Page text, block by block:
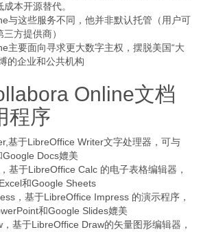
本开源替代。
与这些服务不同，他并非默认托管（用户可
方提供商）
主要面向寻求更大数字主权，摆脱美国“大
的企业和公共机构
Online文档
程序
基于LibreOffice Writer文字处理器，可与
Docs媲美
基于LibreOffice Calc 的电子表格编辑器，
和Google Sheets
，基于LibreOffice Impress 的演示程序，
和Google Slides媲美
基于LibreOffice Draw的矢量图形编辑器，